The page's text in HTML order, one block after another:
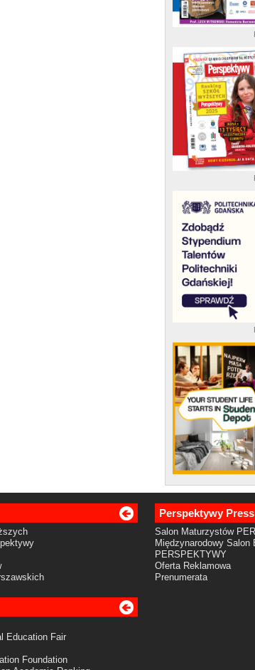
Perspektywy Press
Salon Maturzystów
Międzynarodowy Salon
PERSPEKTYWY
Oferta Reklamowa
Prenumerata
Education Fair
Foundation